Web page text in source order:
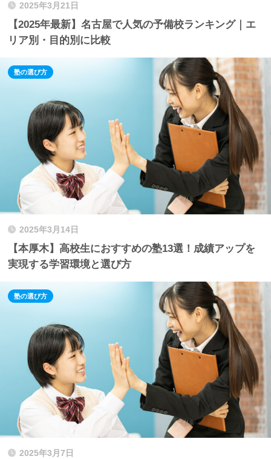
2025年3月21日
【2025年最新】名古屋で人気の予備校ランキング｜エ
リア別・目的別に比較
2025年3月14日
【本厚木】高校生におすすめの塾13選！成績アップを
実現する学習環境と選び方
塾の選び方
2025年3月7日
塾の選び方